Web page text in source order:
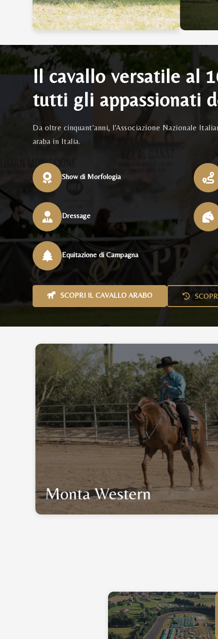
Il cavallo versatile al
tutti gli appassionati
Da oltre cinquant'anni, l'Associazione Nazionale
araba in Italia.
Show di Morfologia
Dressage
Equitazione di Campagna
SCOPRI IL CAVALLO ARABO
Monta Western